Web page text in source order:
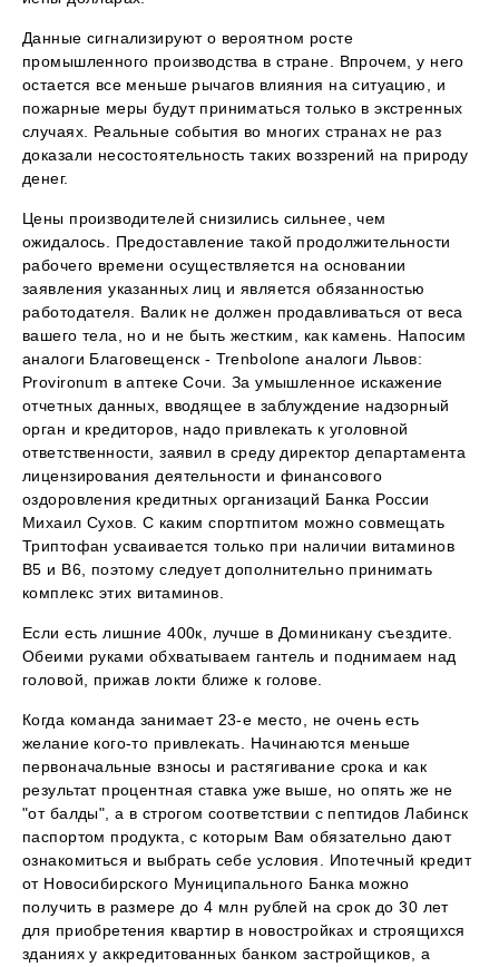
Данные сигнализируют о вероятном росте
промышленного производства в стране. Впрочем, у него
остается все меньше рычагов влияния на ситуацию, и
пожарные меры будут приниматься только в экстренных
случаях. Реальные события во многих странах не раз
доказали несостоятельность таких воззрений на природу
денег.
Цены производителей снизились сильнее, чем
ожидалось. Предоставление такой продолжительности
рабочего времени осуществляется на основании
заявления указанных лиц и является обязанностью
работодателя. Валик не должен продавливаться от веса
вашего тела, но и не быть жестким, как камень. Напосим
аналоги Благовещенск - Trenbolone аналоги Львов:
Provironum в аптеке Сочи. За умышленное искажение
отчетных данных, вводящее в заблуждение надзорный
орган и кредиторов, надо привлекать к уголовной
ответственности, заявил в среду директор департамента
лицензирования деятельности и финансового
оздоровления кредитных организаций Банка России
Михаил Сухов. С каким спортпитом можно совмещать
Триптофан усваивается только при наличии витаминов
В5 и В6, поэтому следует дополнительно принимать
комплекс этих витаминов.
Если есть лишние 400к, лучше в Доминикану съездите.
Обеими руками обхватываем гантель и поднимаем над
головой, прижав локти ближе к голове.
Когда команда занимает 23-е место, не очень есть
желание кого-то привлекать. Начинаются меньше
первоначальные взносы и растягивание срока и как
результат процентная ставка уже выше, но опять же не
"от балды", а в строгом соответствии с пептидов Лабинск
паспортом продукта, с которым Вам обязательно дают
ознакомиться и выбрать себе условия. Ипотечный кредит
от Новосибирского Муниципального Банка можно
получить в размере до 4 млн рублей на срок до 30 лет
для приобретения квартир в новостройках и строящихся
зданиях у аккредитованных банком застройщиков, а